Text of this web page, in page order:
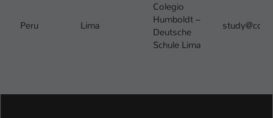
Peru Lima
Colegio
Humboldt –
Deutsche
Schule Lima